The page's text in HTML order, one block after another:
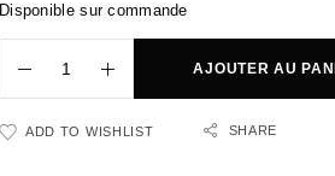
Disponible sur commande
AJOUTER AU
ADD TO WISHLIST SHARE